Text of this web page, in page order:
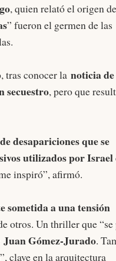
, quien relató el origen
” fueron el germen de las
tras conocer la noticia
secuestro, pero que
desapariciones que se
utilizados por
inspiró”, afirmó.
sometida a una tensión
otros. Un thriller que “se
Juan Gómez-Jurado.
”, clave en la arquitectura